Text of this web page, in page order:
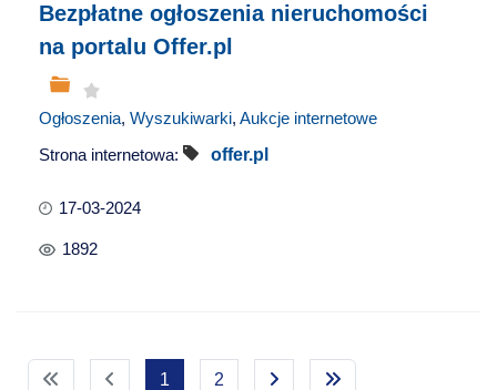
Bezpłatne ogłoszenia nieruchomości
na portalu Offer.pl
Ogłoszenia, Wyszukiwarki, Aukcje internetowe
Strona internetowa:
offer.pl
17-03-2024
1892
1 2